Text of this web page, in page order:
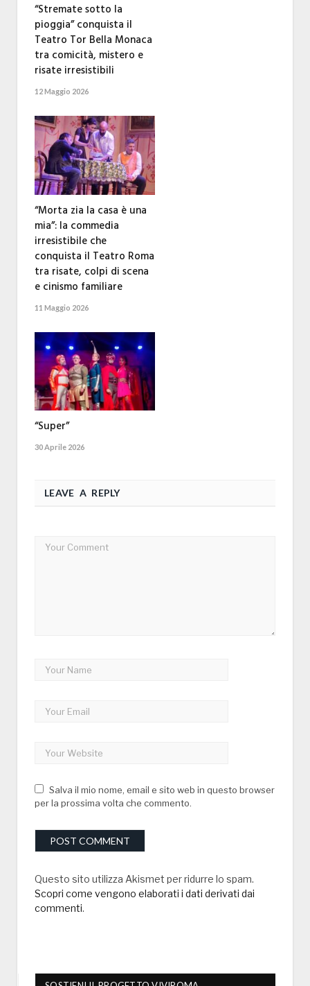
“Stremate sotto la
pioggia” conquista il
Teatro Tor Bella Monaca
tra comicità, mistero e
risate irresistibili
12 Maggio 2026
“Morta zia la casa è una
mia”: la commedia
irresistibile che
conquista il Teatro Roma
tra risate, colpi di scena
e cinismo familiare
11 Maggio 2026
“Super”
30 Aprile 2026
LEAVE A REPLY
Salva il mio nome, email e sito web in questo browser
per la prossima volta che commento.
Questo sito utilizza Akismet per ridurre lo spam.
Scopri come vengono elaborati i dati derivati dai
commenti.